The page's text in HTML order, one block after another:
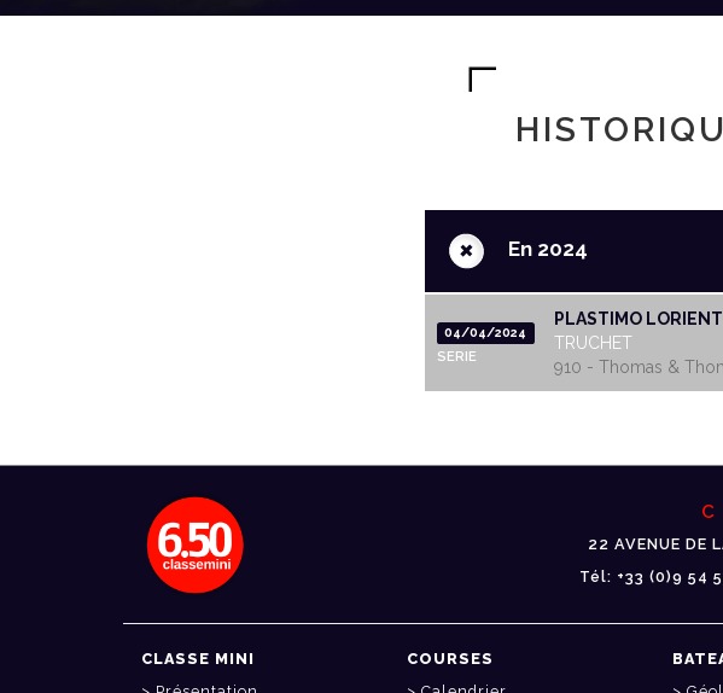
+ En 2024
04/04/2024
SERIE
PLASTIMO
TRUCHET
910 - Thomas &
22 AVENUE DE
Tél: +33 (0)9 54
CLASSE MINI
COURSES